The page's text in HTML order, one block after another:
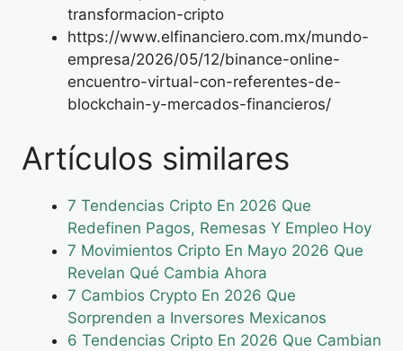
transformacion-cripto
https://www.elfinanciero.com.mx/mundo-
empresa/2026/05/12/binance-online-
encuentro-virtual-con-referentes-de-
blockchain-y-mercados-financieros/
Artículos similares
7 Tendencias Cripto En 2026 Que
Redefinen Pagos, Remesas Y Empleo Hoy
7 Movimientos Cripto En Mayo 2026 Que
Revelan Qué Cambia Ahora
7 Cambios Crypto En 2026 Que
Sorprenden a Inversores Mexicanos
6 Tendencias Cripto En 2026 Que Cambian